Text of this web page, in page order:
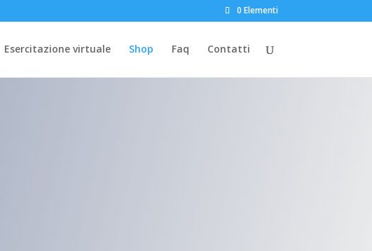
0 Elementi
Esercitazione virtuale Shop Faq Contatti